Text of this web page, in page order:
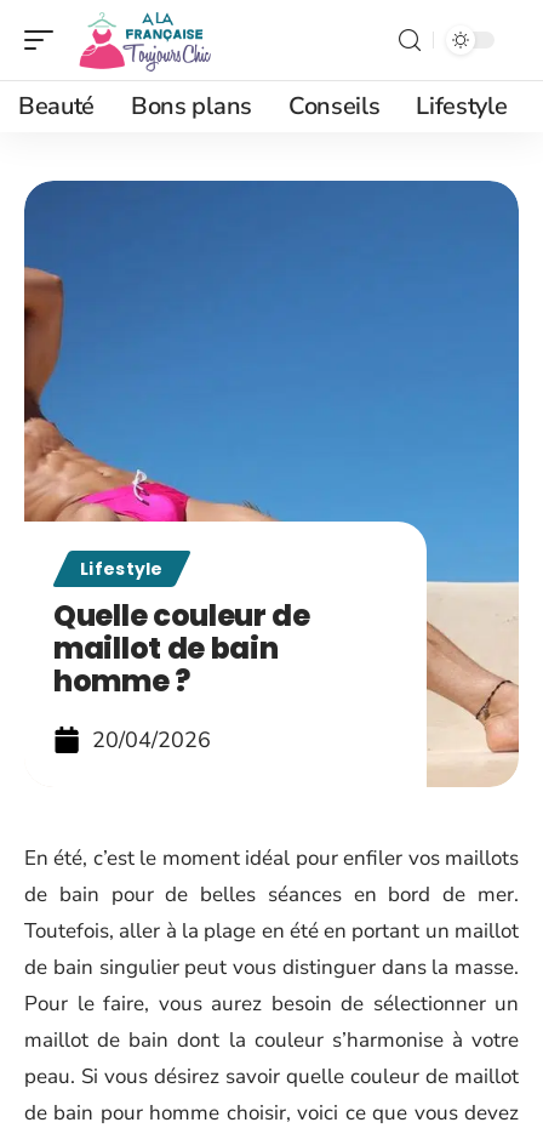
Beauté Bons plans Conseils Lifestyle
Lifestyle
Quelle couleur de
maillot de bain
homme ?
20/04/2026
En été, c’est le moment idéal pour enfiler vos maillots
de bain pour de belles séances en bord de mer.
Toutefois, aller à la plage en été en portant un maillot
de bain singulier peut vous distinguer dans la masse.
Pour le faire, vous aurez besoin de sélectionner un
maillot de bain dont la couleur s’harmonise à votre
peau. Si vous désirez savoir quelle couleur de maillot
de bain pour homme choisir, voici ce que vous devez